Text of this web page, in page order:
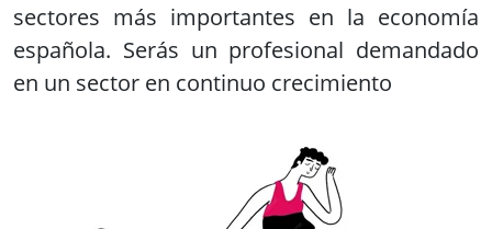
sectores más importantes en la economía
española. Serás un profesional demandado
en un sector en continuo crecimiento